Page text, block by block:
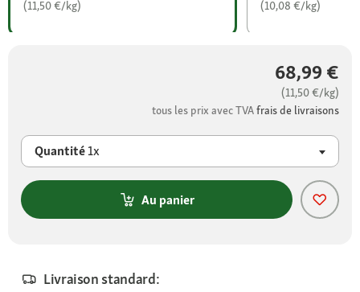
(11,50 €/kg) (10,08 €/kg)
68,99 €
(11,50 €/kg)
tous les prix avec TVAfrais de livraisons
Quantité1x
Au panier
Livraison standard: